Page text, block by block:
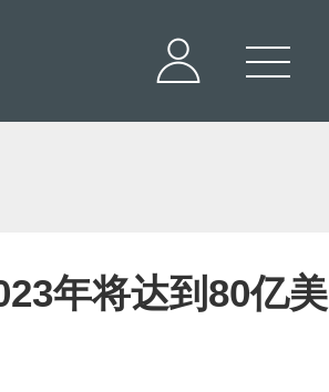
年将达到80亿美